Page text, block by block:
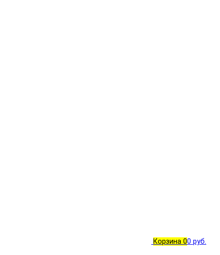
Корзина 00 руб.